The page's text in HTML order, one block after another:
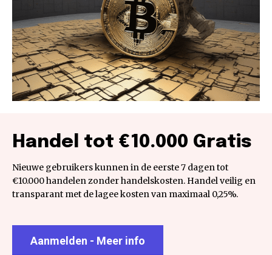
Handel tot €10.000 Gratis
Nieuwe gebruikers kunnen in de eerste 7 dagen tot
€10.000 handelen zonder handelskosten. Handel veilig en
transparant met de lagee kosten van maximaal 0,25%.
Aanmelden - Meer info